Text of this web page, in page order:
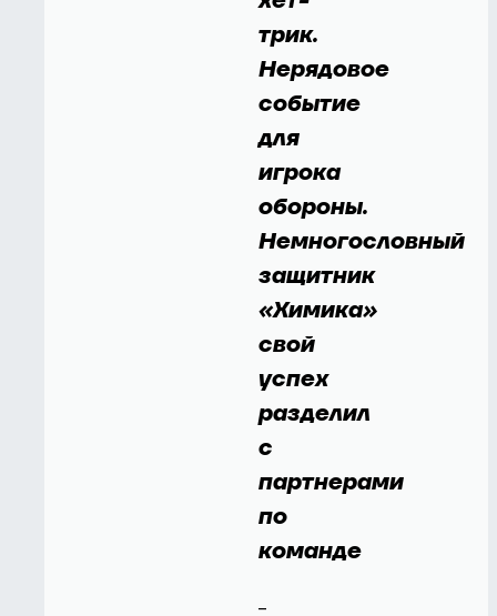
трик.
Нерядовое
событие
для
игрока
обороны.
Немногословный
защитник
«Химика»
свой
успех
разделил
с
партнерами
по
команде
-